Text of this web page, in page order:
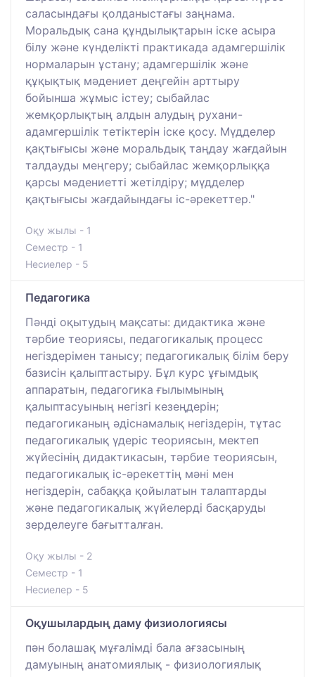
саласындағы қолданыстағы заңнама.
Моральдық сана құндылықтарын іске асыра
білу және күнделікті практикада адамгершілік
нормаларын ұстану; адамгершілік және
құқықтық мәдениет деңгейін арттыру
бойынша жұмыс істеу; сыбайлас
жемқорлықтың алдын алудың рухани-
адамгершілік тетіктерін іске қосу. Мүдделер
қақтығысы және моральдық таңдау жағдайын
талдауды меңгеру; сыбайлас жемқорлыққа
қарсы мәдениетті жетілдіру; мүдделер
қақтығысы жағдайындағы іс-әрекеттер."
Оқу жылы - 1
Семестр - 1
Несиелер - 5
Педагогика
Пәнді оқытудың мақсаты: дидактика және
тәрбие теориясы, педагогикалық процесс
негіздерімен танысу; педагогикалық білім беру
базисін қалыптастыру. Бұл курс ұғымдық
аппаратын, педагогика ғылымының
қалыптасуының негізгі кезеңдерін;
педагогиканың әдіснамалық негіздерін, тұтас
педагогикалық үдеріс теориясын, мектеп
жүйесінің дидактикасын, тәрбие теориясын,
педагогикалық іс-әрекеттің мәні мен
негіздерін, сабаққа қойылатын талаптарды
және педагогикалық жүйелерді басқаруды
зерделеуге бағытталған.
Оқу жылы - 2
Семестр - 1
Несиелер - 5
Оқушылардың даму физиологиясы
пән болашақ мұғалімді бала ағзасының
дамуының анатомиялық - физиологиялық